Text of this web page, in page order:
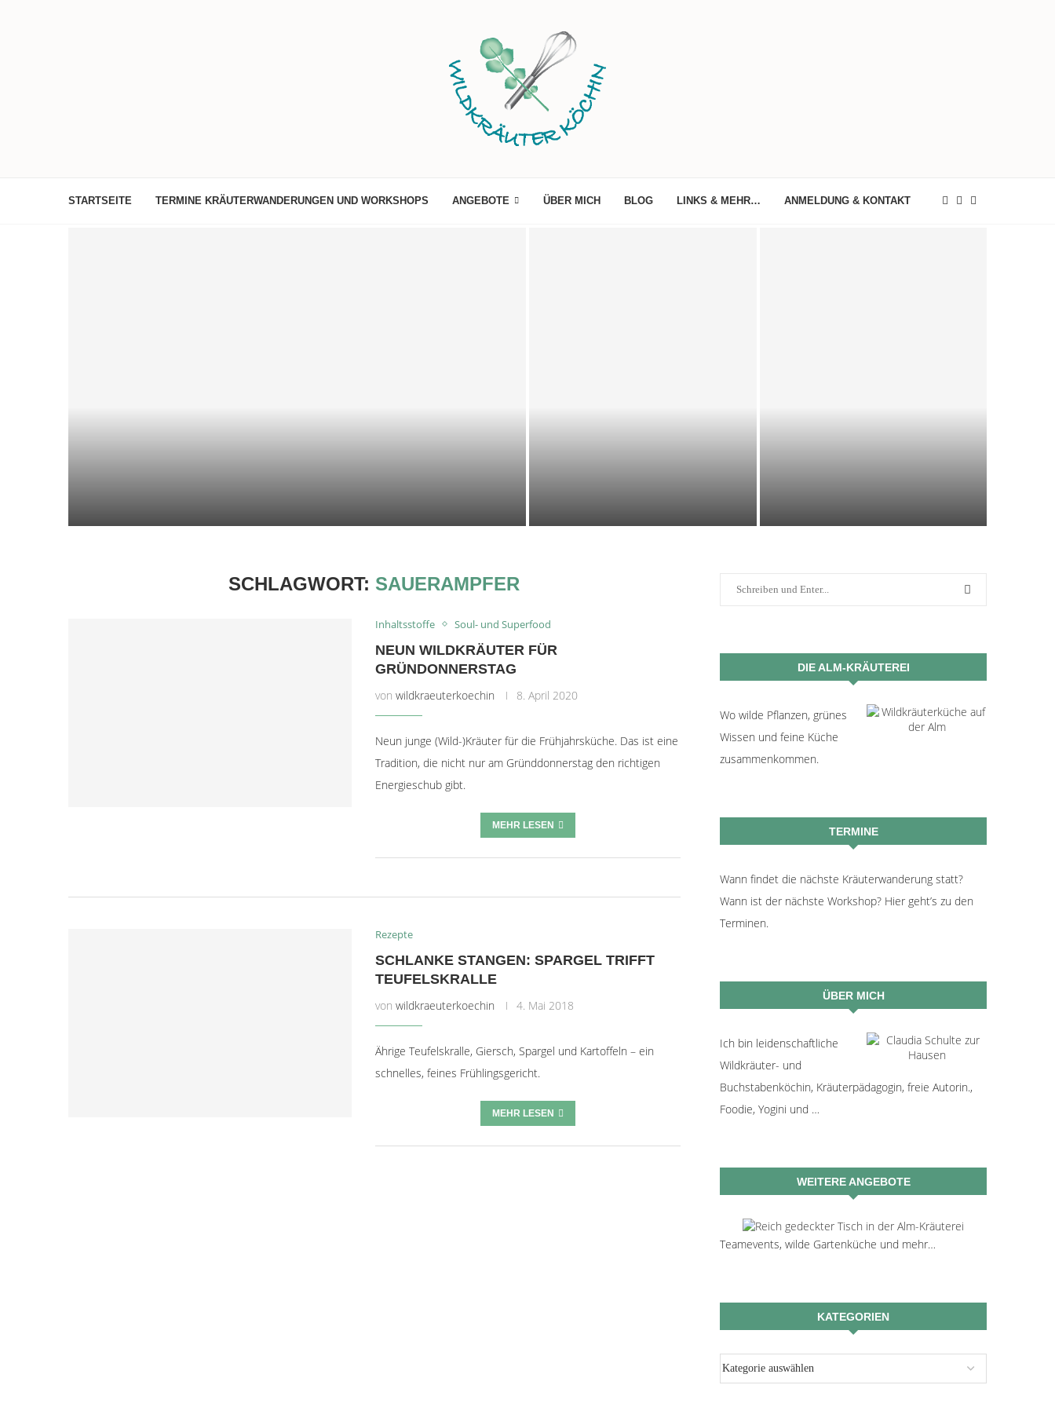
STARTSEITE TERMINE KRÄUTERWANDERUNGEN UND WORKSHOPS ANGEBOTE ÜBER MICH BLOG LINKS & MEHR… ANMELDUNG & KONTAKT
SCHLAGWORT: SAUERAMPFER
Inhaltsstoffe Soul- und Superfood
NEUN WILDKRÄUTER FÜR
GRÜNDONNERSTAG
von wildkraeuterkoechin 8. April 2020
Neun junge (Wild-)Kräuter für die Frühjahrsküche. Das ist eine
Tradition, die nicht nur am Gründdonnerstag den richtigen
Energieschub gibt.
MEHR LESEN
Rezepte
SCHLANKE STANGEN: SPARGEL TRIFFT
TEUFELSKRALLE
von wildkraeuterkoechin 4. Mai 2018
Ährige Teufelskralle, Giersch, Spargel und Kartoffeln – ein
schnelles, feines Frühlingsgericht.
MEHR LESEN
DIE ALM-KRÄUTEREI
Wo wilde Pflanzen, grünes
Wissen und feine Küche
zusammenkommen.
TERMINE
Wann findet die nächste Kräuterwanderung statt?
Wann ist der nächste Workshop? Hier geht’s zu den
Terminen.
ÜBER MICH
Ich bin leidenschaftliche
Wildkräuter- und
Buchstabenköchin, Kräuterpädagogin, freie Autorin.,
Foodie, Yogini und …
WEITERE ANGEBOTE
Teamevents, wilde Gartenküche und mehr…
KATEGORIEN